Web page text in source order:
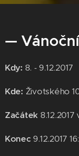
—
Kdy: 8. - 9.12.2017
Kde: Životského
Začátek
Konec 9.12.2017